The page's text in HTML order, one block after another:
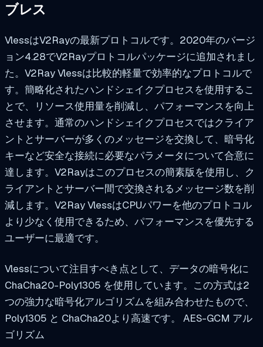
ブレス
VlessはV2Rayの最新プロトコルです。2020年のバージ
ョン4.28でV2Rayプロトコルパッケージに追加されまし
た。V2Ray Vlessは比較的軽量で効率的なプロトコルで
す。簡略化されたハンドシェイクプロセスを使用するこ
とで、リソース使用量を削減し、パフォーマンスを向上
させます。通常のハンドシェイクプロセスではクライア
ントとサーバーが多くのメッセージを交換して、暗号化
キーなど安全な接続に必要なパラメータについて合意に
達します。V2Rayはこのプロセスの簡素版を使用し、ク
ライアントとサーバー間で交換されるメッセージ数を削
減します。V2Ray VlessはCPUパワーを他のプロトコル
より少なく使用できるため、パフォーマンスを優先する
ユーザーに最適です。
Vlessについて注目すべき点として、データの暗号化に
ChaCha20-Poly1305 を使用しています。この方式は2
つの強力な暗号化アルゴリズムを組み合わせたもので、
Poly1305 と ChaCha20より高速です。 AES-GCM アル
ゴリズム